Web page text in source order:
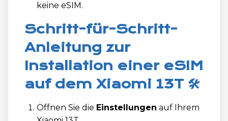
keine eSIM.
Schritt-für-Schritt-
Anleitung zur
Installation einer eSIM
auf dem Xiaomi 13T 🛠️
Öffnen Sie die Einstellungen auf Ihrem